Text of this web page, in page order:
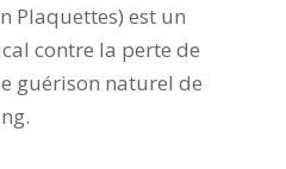
Plaquettes) est un
contre la perte de
guérison naturel de